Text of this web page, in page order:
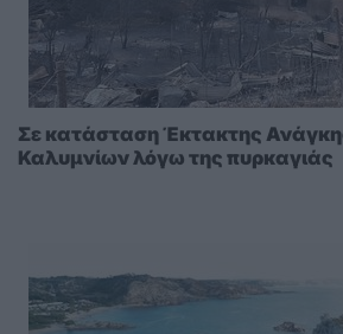
Σε κατάσταση Έκτακτης
Καλυμνίων λόγω της πυρκαγιάς